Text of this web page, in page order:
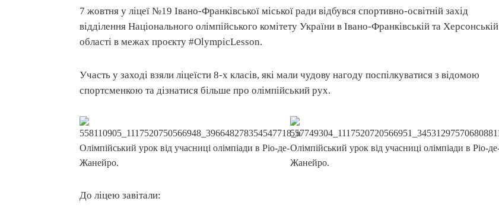
7 жовтня у ліцеї №19 Івано-Франківської міської ради відбувся спортивно-освітній захід
відділення Національного олімпійського комітету України в Івано-Франківській та Херсонській
області в межах проєкту #OlympicLesson.
Участь у заході взяли ліцеїсти 8-х класів, які мали чудову нагоду поспілкуватися з відомою
спортсменкою та дізнатися більше про олімпійський рух.
До ліцею завітали: